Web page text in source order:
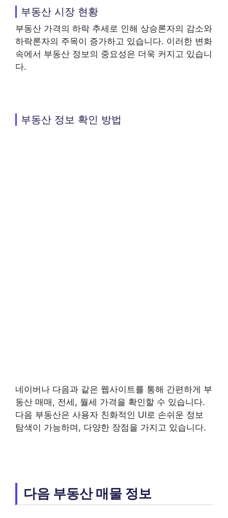
부동산 시장 현황
부동산 가격의 하락 추세로 인해 상승론자의 감소와
하락론자의 주목이 증가하고 있습니다. 이러한 변화
속에서 부동산 정보의 중요성은 더욱 커지고 있습니
다.
부동산 정보 확인 방법
네이버나 다음과 같은 웹사이트를 통해 간편하게 부
동산 매매, 전세, 월세 가격을 확인할 수 있습니다.
다음 부동산은 사용자 친화적인 UI로 손쉬운 정보
탐색이 가능하며, 다양한 장점을 가지고 있습니다.
다음 부동산 매물 정보